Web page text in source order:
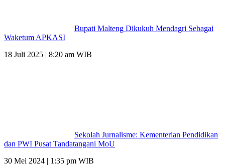
Bupati Malteng Dikukuh Mendagri Sebagai
Waketum APKASI
18 Juli 2025 | 8:20 am WIB
Sekolah Jurnalisme: Kementerian Pendidikan
dan PWI Pusat Tandatangani MoU
30 Mei 2024 | 1:35 pm WIB